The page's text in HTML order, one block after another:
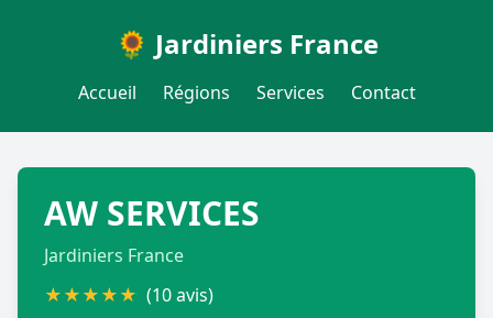
🌻 Jardiniers France
Accueil Régions Services Contact
AW SERVICES
Jardiniers France
★★★★★ (10 avis)